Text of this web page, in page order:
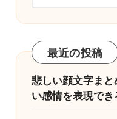
最近の投稿
悲しい顔文字ま
い感情を表現でき